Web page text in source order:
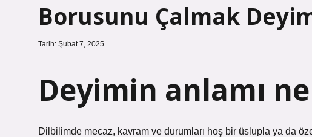
Borusunu Çalmak
Tarih: Şubat 7, 2025
Deyimin anlamı
Dilbilimde mecaz, kavram ve durumları hoş bir üslupla ya da